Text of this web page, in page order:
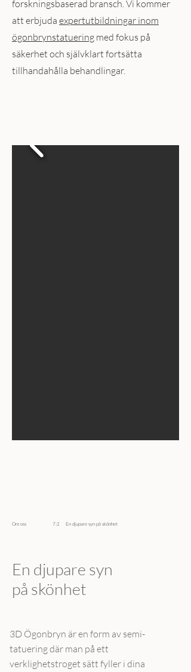
forskningsbaserad bransch. Vi kommer
att erbjuda expertutbildningar inom
ögonbrynstatuering med fokus på
säkerhet och självklart fortsätta
tillhandahålla behandlingar.
Om oss 7:2 En djupare syn på skönhet
En djupare syn
på skönhet
3D Ögonbryn är en form av semi-
tatuering där man på ett
verklighetstroget sätt fyller i dina